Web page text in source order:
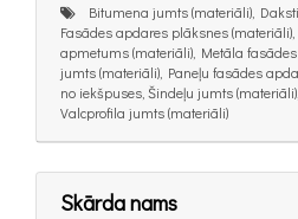
Bitumena jumts (materiāli),
Fasādes apdares plāksnes
apmetums (materiāli), Metāla
jumts (materiāli), Paneļu fasādes
no iekšpuses, Šindeļu jumts
Valcprofila jumts (materiāli)
Skārda nams